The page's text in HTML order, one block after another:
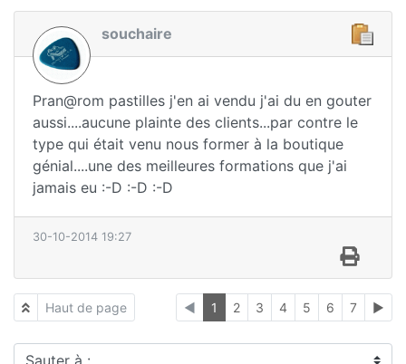
souchaire
Pran@rom pastilles j'en ai vendu j'ai du en gouter
aussi....aucune plainte des clients...par contre le
type qui était venu nous former à la boutique
génial....une des meilleures formations que j'ai
jamais eu :-D :-D :-D
30-10-2014 19:27
Haut de page ◄ 1 2 3 4 5 6 7 ►
Sauter à :